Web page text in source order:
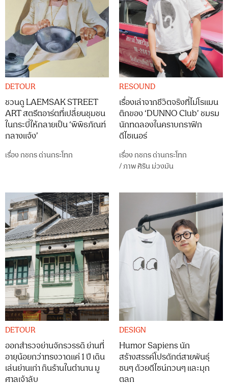
DETOUR
ชวนดู LAEMSAK STREET
ART สตรีตอาร์ตที่เปลี่ยนชุมชน
ในกระบี่ให้กลายเป็น ‘พิพิธภัณฑ์
กลางแจ้ง’
เรื่อง กชกร ด่านกระโทก
RESOUND
เรื่องเล่าจากชีวิตจริงที่ไม่โรแมน
ติกของ ‘DUNNO Club’ ชมรม
นักทดลองในคราบกราฟิก
ดีไซเนอร์
เรื่อง กชกร ด่านกระโทก
/ภาพศิริน ม่วงมัน
DETOUR
ออกสำรวจย่านจักรวรรดิ ย่านที่
อายุน้อยกว่าทรงวาดแค่ 1 ปี เดิน
เล่นย่านเก่า กินร้านในตำนาน มู
ศาลเจ้าลับ
DESIGN
Humor Sapiens นัก
สร้างสรรค์โปรดักต์สายพันธุ์
ซนๆ ด้วยดีไซน์กวนๆ และมุก
ตลก